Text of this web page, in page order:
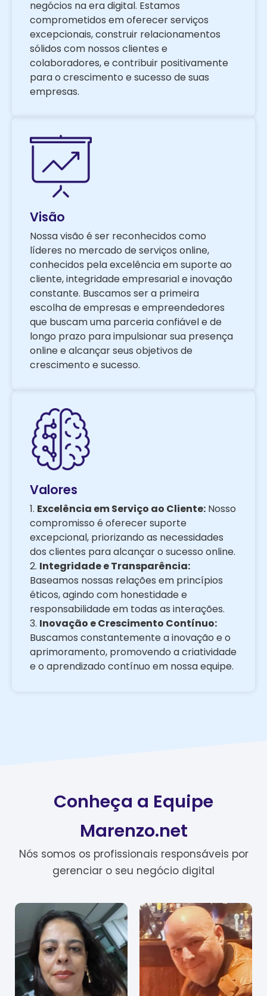
negócios na era digital. Estamos
comprometidos em oferecer serviços
excepcionais, construir relacionamentos
sólidos com nossos clientes e
colaboradores, e contribuir positivamente
para o crescimento e sucesso de suas
empresas.
Visão
Nossa visão é ser reconhecidos como
líderes no mercado de serviços online,
conhecidos pela excelência em suporte ao
cliente, integridade empresarial e inovação
constante. Buscamos ser a primeira
escolha de empresas e empreendedores
que buscam uma parceria confiável e de
longo prazo para impulsionar sua presença
online e alcançar seus objetivos de
crescimento e sucesso.
Valores
1. Excelência em Serviço ao Cliente: Nosso
compromisso é oferecer suporte
excepcional, priorizando as necessidades
dos clientes para alcançar o sucesso online.
2. Integridade e Transparência:
Baseamos nossas relações em princípios
éticos, agindo com honestidade e
responsabilidade em todas as interações.
3. Inovação e Crescimento Contínuo:
Buscamos constantemente a inovação e o
aprimoramento, promovendo a criatividade
e o aprendizado contínuo em nossa equipe.
Conheça a Equipe
Marenzo.net
Nós somos os profissionais responsáveis por
gerenciar o seu negócio digital